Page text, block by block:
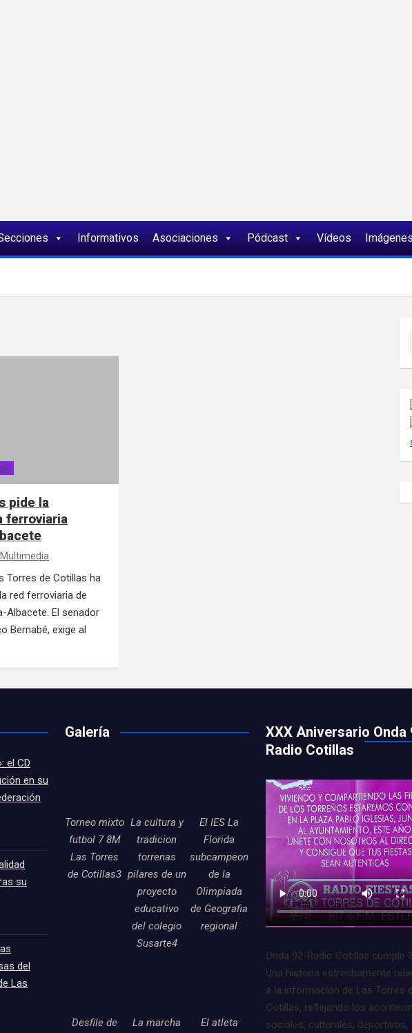
Informativos Asociaciones Pódcast Vídeos
pide la
ferroviaria
Torres de Cotillas ha
red ferroviaria de
Albacete. El senador
Bernabé, exige al
el CD
en su
su
del
Las
Galería
Torneo mixto
futbol 7 8M
Las Torres
de Cotillas3
La cultura y
tradicion
torrenas
pilares de un
proyecto
educativo
del colegio
Susarte4
El IES La
Florida
subcampeon
de la
Olimpiada
de Geografia
regional
Desfile de
La marcha
El atleta
XXX Aniversario Onda
Radio Cotillas
Onda 92-Radio Cotillas cumple
Una historia estrechamente
a la información de Las Torres
Cotillas, reflejando los
sociales, culturales, deportivos,